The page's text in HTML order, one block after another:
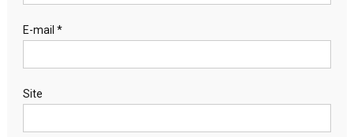
E-mail *
Site